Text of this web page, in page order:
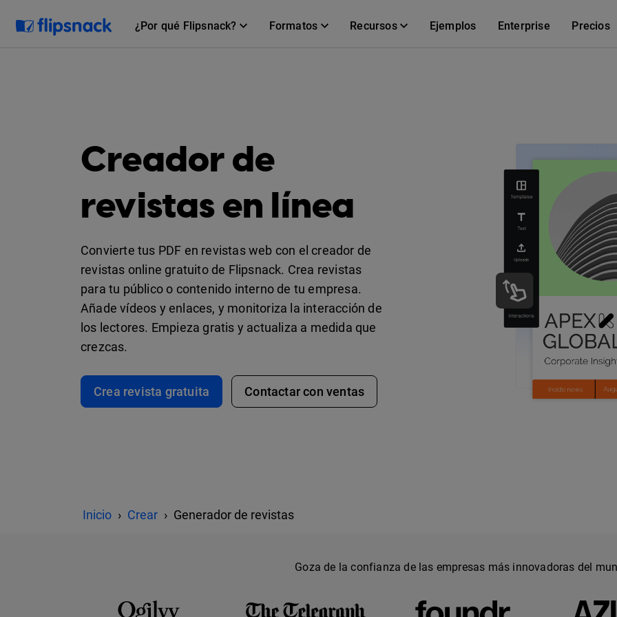
¿Por qué Flipsnack? Formatos Recursos Ejemplos Enterprise Precios
Creador de
revistas en línea
Convierte tus PDF en revistas web con el creador de
revistas online gratuito de Flipsnack. Crea revistas
para tu público o contenido interno de tu empresa.
Añade vídeos y enlaces, y monitoriza la interacción de
los lectores. Empieza gratis y actualiza a medida que
crezcas.
Crea revista gratuita Contactar con ventas
Inicio Crear Generador de revistas
Goza de la confianza de las empresas más innovadoras del